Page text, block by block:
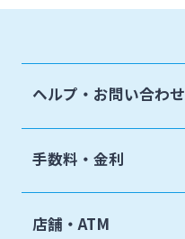
ヘルプ・お問い合わせ
手数料・金利
店舗・ATM